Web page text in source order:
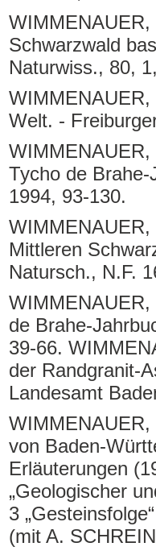
Schwarzwald
Naturwiss., 80,
Welt. -
Tycho de
1994, 93-130.
Mittleren
Natursch., N.F.
de Brahe-
39-66.
der Randgranit-
Landesamt
von Baden-
Erläuterungen
„Geologischer
3
(mit A.